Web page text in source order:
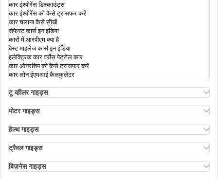
कार इंश्योरेंस टिप्स
कार इंश्योरेंस डिडक्टिबल
भारत में कार इंश्योरेंस के प्रकार
लॉस ऑफ पर्सनल बिलॉन्गइंग्स कवर
कार इंश्योरेंस डिस्काउंट्स
कार इंश्योरेंस को कैसे ट्रांसफर करें
कार चलाना कैसे सीखें
सेफेस्ट कार्स इन इंडिया
कारों में आरपीएम क्या है
बेस्ट माइलेज कार्स इन इंडिया
इलेक्ट्रिक कार वर्सेस पेट्रोल कार
कार ओनरशिप को कैसे ट्रांसफर करें
कार लोन ईएमआई कैलकुलेटर
टू व्हीलर गाइड्स
अथर एनर्जी बाइक इंश्योरेंस
बाइक इंश्योरेंस फॉर 3 ईयर्स
कॉम्प्रिहेंसिव एंड थर्ड-पार्टी बाइक इंश्योरेंस
कैशलेस बाइक इंश्योरेंस
कम्पेयर बाइक इंश्योरेंस
ऐड-ऑन कवर इन बाइक इंश्योरेंस
रिटर्न टू इनवॉइस ऐड-ऑन कवर
मोटर गाइड्स
मोटर इंश्योरेंस के प्रकार
रोडसाइड असिस्टेंस कवर
पीए कवर इन मोटर इंश्योरेंस
पीए कवर इन मोटर इंश्योरेंस
इंडियन मोटर व्हीकल एक्ट 1988
हेल्थ गाइड्स
एनआरआई पैरेंट्स के लिए हेल्थ इंश्योरेंस
इंडिविजुअल हेल्थ इंश्योरेंस
डायबिटीज हेल्थ इंश्योरेंस
ट्रैवल गाइड्स
सीनियर सिटीज़न्स के लिए ट्रैवल इंश्योरेंस
बिज़नेस गाइड्स